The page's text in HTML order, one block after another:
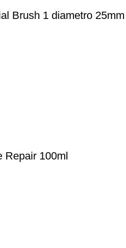
Brush 1 diametro 25mm
Repair 100ml